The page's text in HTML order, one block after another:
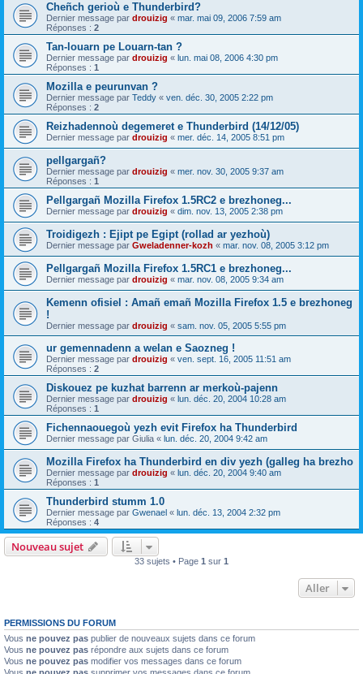
Cheñch gerioù e Thunderbird?
Dernier message par drouizig « mar. mai 09, 2006 7:59 am
Réponses : 2
Tan-louarn pe Louarn-tan ?
Dernier message par drouizig « lun. mai 08, 2006 4:30 pm
Réponses : 1
Mozilla e peurunvan ?
Dernier message par Teddy « ven. déc. 30, 2005 2:22 pm
Réponses : 2
Reizhadennoù degemeret e Thunderbird (14/12/05)
Dernier message par drouizig « mer. déc. 14, 2005 8:51 pm
pellgargañ?
Dernier message par drouizig « mer. nov. 30, 2005 9:37 am
Réponses : 1
Pellgargañ Mozilla Firefox 1.5RC2 e brezhoneg...
Dernier message par drouizig « dim. nov. 13, 2005 2:38 pm
Troidigezh : Ejipt pe Egipt (rollad ar yezhoù)
Dernier message par Gweladenner-kozh « mar. nov. 08, 2005 3:12 pm
Pellgargañ Mozilla Firefox 1.5RC1 e brezhoneg...
Dernier message par drouizig « mar. nov. 08, 2005 9:34 am
Kemenn ofisiel : Amañ emañ Mozilla Firefox 1.5 e brezhoneg
!
Dernier message par drouizig « sam. nov. 05, 2005 5:55 pm
ur gemennadenn a welan e Saozneg !
Dernier message par drouizig « ven. sept. 16, 2005 11:51 am
Réponses : 2
Diskouez pe kuzhat barrenn ar merkoù-pajenn
Dernier message par drouizig « lun. déc. 20, 2004 10:28 am
Réponses : 1
Fichennaouegoù yezh evit Firefox ha Thunderbird
Dernier message par Giulia « lun. déc. 20, 2004 9:42 am
Mozilla Firefox ha Thunderbird en div yezh (galleg ha brezho
Dernier message par drouizig « lun. déc. 20, 2004 9:40 am
Réponses : 1
Thunderbird stumm 1.0
Dernier message par Gwenael « lun. déc. 13, 2004 2:32 pm
Réponses : 4
Nouveau sujet
33 sujets • Page 1 sur 1
Aller
PERMISSIONS DU FORUM
Vous ne pouvez pas publier de nouveaux sujets dans ce forum
Vous ne pouvez pas répondre aux sujets dans ce forum
Vous ne pouvez pas modifier vos messages dans ce forum